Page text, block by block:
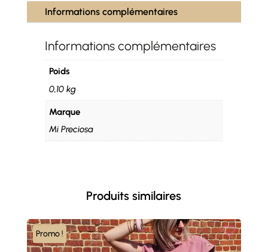
Informations complémentaires
Informations complémentaires
Poids
0,10 kg
Marque
Mi Preciosa
Produits similaires
Promo !